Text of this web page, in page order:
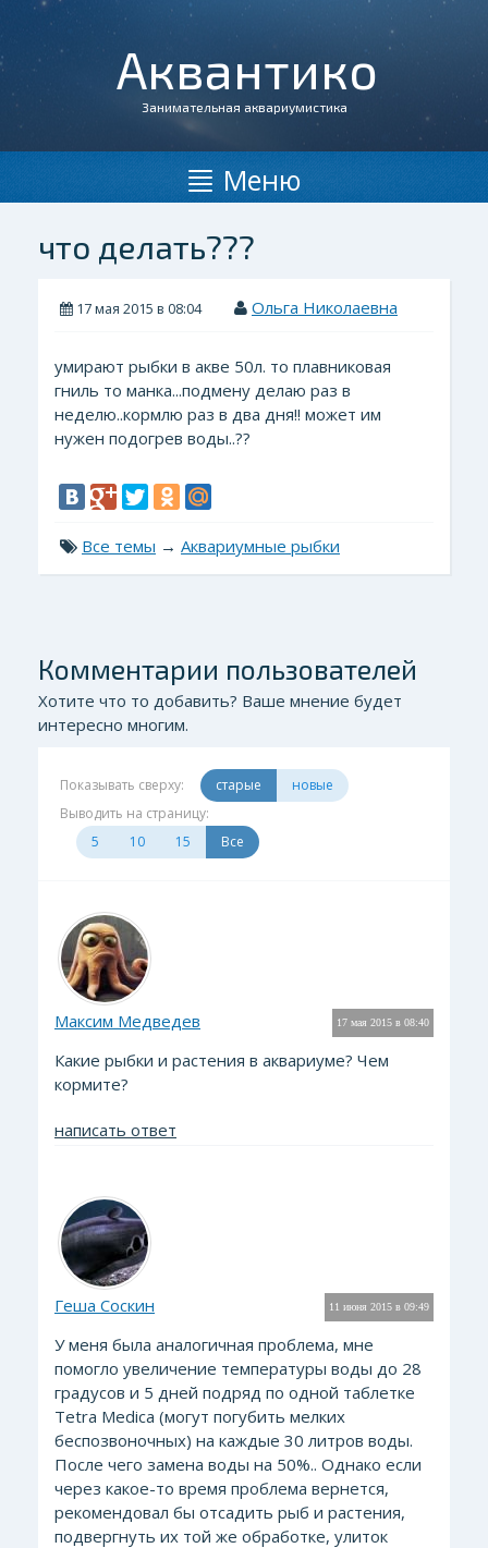
Аквантико
Занимательная аквариумистика
Меню
что делать???
17 мая 2015 в 08:04 Ольга Николаевна
умирают рыбки в акве 50л. то плавниковая
гниль то манка...подмену делаю раз в
неделю..кормлю раз в два дня!! может им
нужен подогрев воды..??
Все темы → Аквариумные рыбки
Комментарии пользователей
Хотите что то добавить? Ваше мнение будет
интересно многим.
Показывать сверху: старые
новые
Выводить на страницу:
5
10 15 Все
17 мая 2015 в 08:40
Максим Медведев
Какие рыбки и растения в аквариуме? Чем
кормите?
написать ответ
11 июня 2015 в 09:49
Геша Соскин
У меня была аналогичная проблема, мне
помогло увеличение температуры воды до 28
градусов и 5 дней подряд по одной таблетке
Tetra Medica (могут погубить мелких
беспозвоночных) на каждые 30 литров воды.
После чего замена воды на 50%.. Однако если
через какое-то время проблема вернется,
рекомендовал бы отсадить рыб и растения,
подвергнуть их той же обработке, улиток